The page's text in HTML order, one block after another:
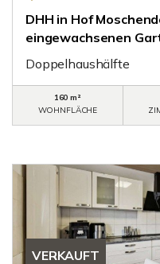
DHH in Hof
eingewachsenen
Doppelhaushälfte
160 m²
WOHNFLÄCHE
VERKAUFT